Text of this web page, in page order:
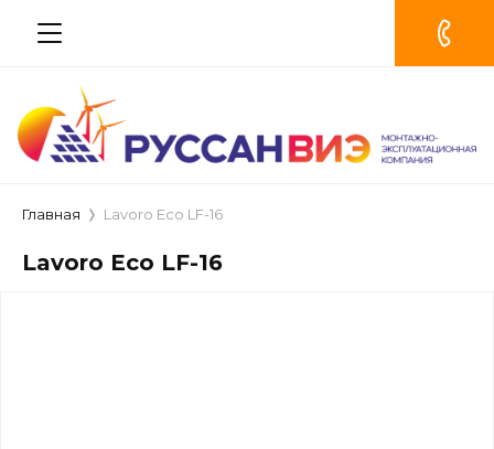
Главная Lavoro Eco LF-16
Lavoro Eco LF-16